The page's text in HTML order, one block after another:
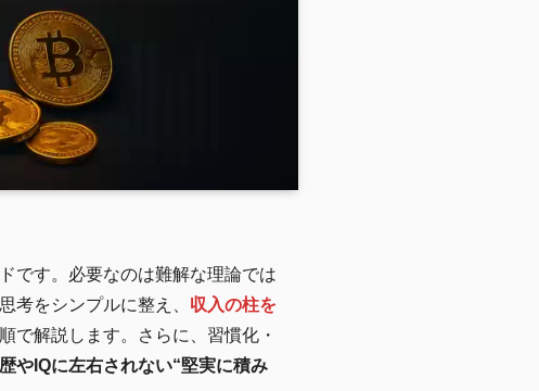
です。必要なのは難解な理論では
考をシンプルに整え、 収入の柱を
で解説します。さらに、習慣化・
やIQに左右されない“堅実に積み